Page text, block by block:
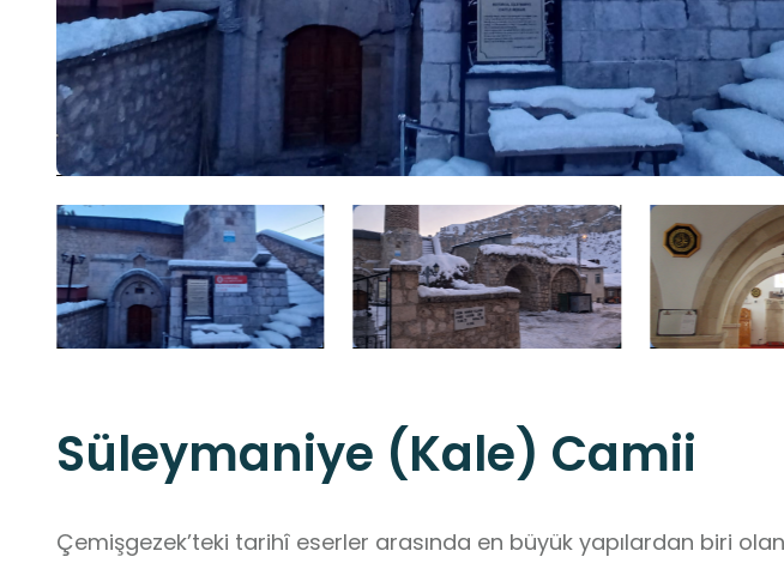
Süleymaniye (Kale) Camii
Çemişgezek’teki tarihî eserler arasında en büyük yapılardan biri